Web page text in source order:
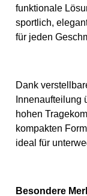
Einsatzbereich. Die
Farbvariante
Dakine-Look.
Umhängetaschen
Mehrfarbig
funktionale
sportlich,
für jeden
Dank
Innenaufteilung
hohen
kompakten
ideal für
Besondere